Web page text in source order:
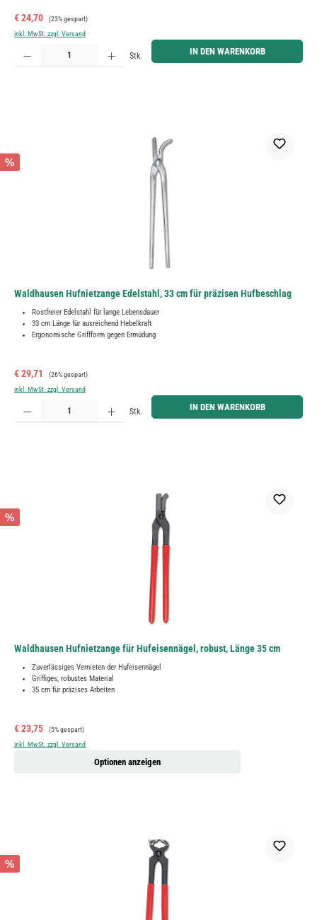
Verkaufspreis:
€ 24,70 Regulärer Preis:
(23% gespart)
inkl. MwSt. zzgl. Versand
Produkt Anzahl: Gib den gewünschten Wert ein oder benutze die Schaltflächen um die Anzahl zu
Stk. IN DEN WARENKORB
%
Waldhausen Hufnietzange Edelstahl, 33 cm für präzisen Hufbeschlag
Rostfreier Edelstahl für lange Lebensdauer
33 cm Länge für ausreichend Hebelkraft
Ergonomische Griffform gegen Ermüdung
Verkaufspreis:
€ 29,71 Regulärer Preis:
(26% gespart)
inkl. MwSt. zzgl. Versand
Produkt Anzahl: Gib den gewünschten Wert ein oder benutze die Schaltflächen um die Anzahl zu
Stk. IN DEN WARENKORB
%
Waldhausen Hufnietzange für Hufeisennägel, robust, Länge 35 cm
Zuverlässiges Vernieten der Hufeisennägel
Griffiges, robustes Material
35 cm für präzises Arbeiten
Verkaufspreis:
€ 23,75 Regulärer Preis:
(5% gespart)
inkl. MwSt. zzgl. Versand
Optionen anzeigen
%